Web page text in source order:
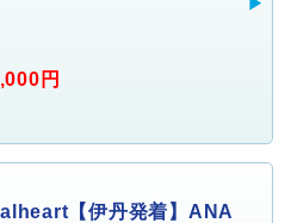
円
【伊丹発着】ANA